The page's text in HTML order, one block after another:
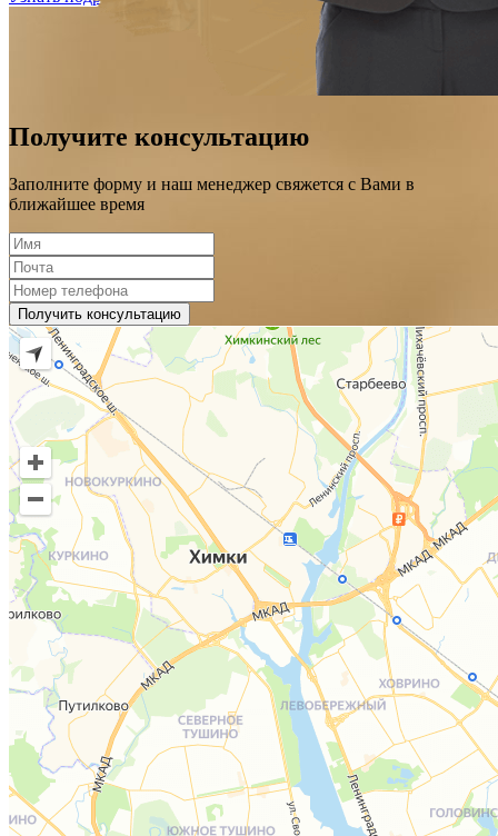
Получите консультацию
Заполните форму и наш менеджер свяжется с Вами в
ближайшее время
Получить консультацию